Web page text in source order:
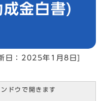
金白書)
日：2025年1月8日]
ドウで開きます